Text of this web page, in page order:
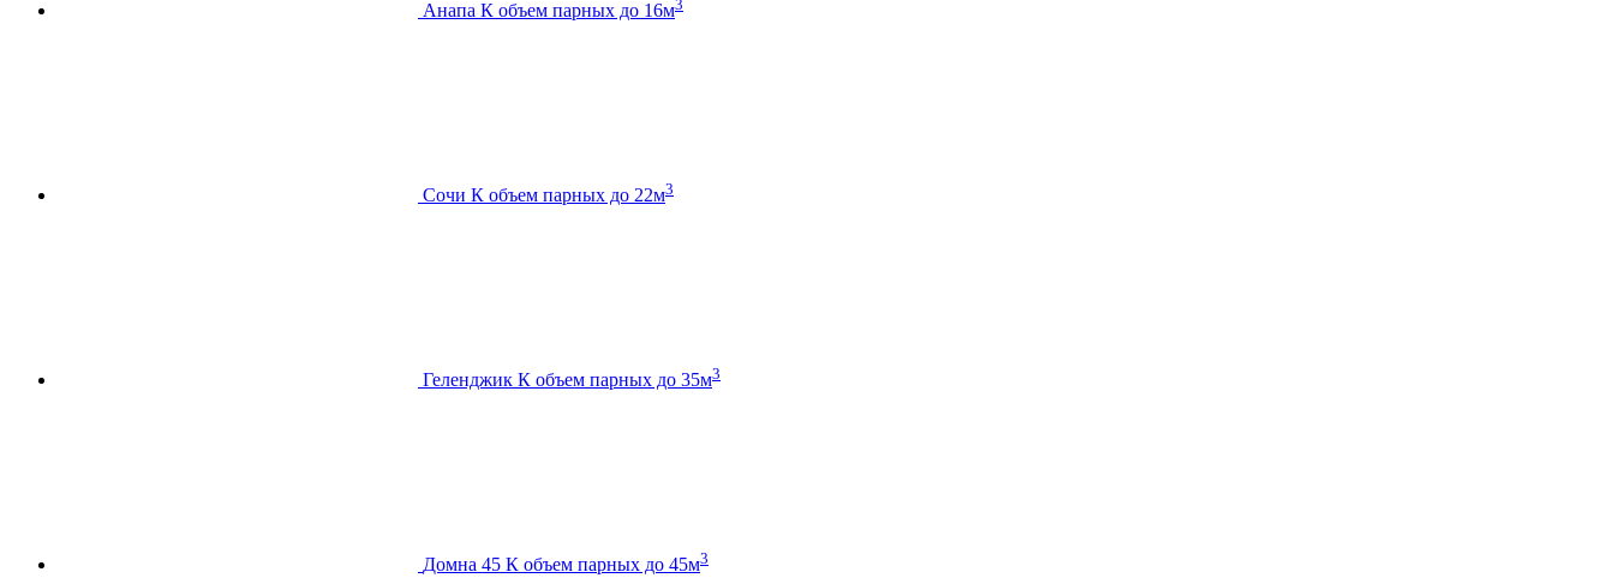
Анапа К объем парных до 16м3
Сочи К объем парных до 22м3
Геленджик К объем парных до 35м3
Домна 45 К объем парных до 45м3